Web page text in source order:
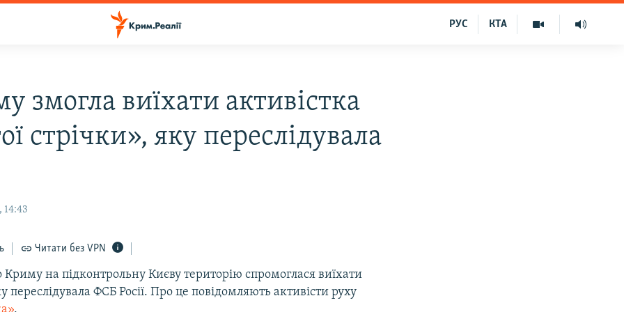
КТА
РУС
змогла виїхати активістка
стрічки», яку переслідувала
14:43
Читати без VPN
Криму на підконтрольну Києву територію спромоглася виїхати
переслідувала ФСБ Росії. Про це повідомляють активісти руху